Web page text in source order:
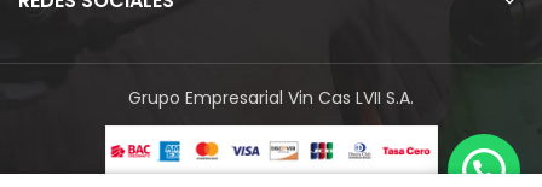
Grupo Empresarial Vin Cas LVII S.A.